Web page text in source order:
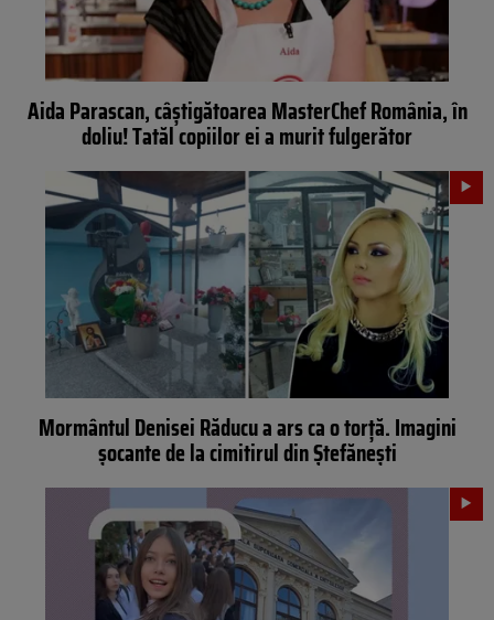
Aida Parascan, câștigătoarea MasterChef România, în
doliu! Tatăl copiilor ei a murit fulgerător
Mormântul Denisei Răducu a ars ca o torță. Imagini
șocante de la cimitirul din Ștefănești